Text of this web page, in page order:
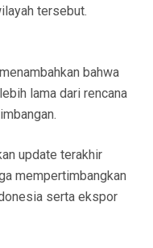
tersebut.
bahwa
lama dari rencana
update terakhir
mempertimbangkan
serta ekspor